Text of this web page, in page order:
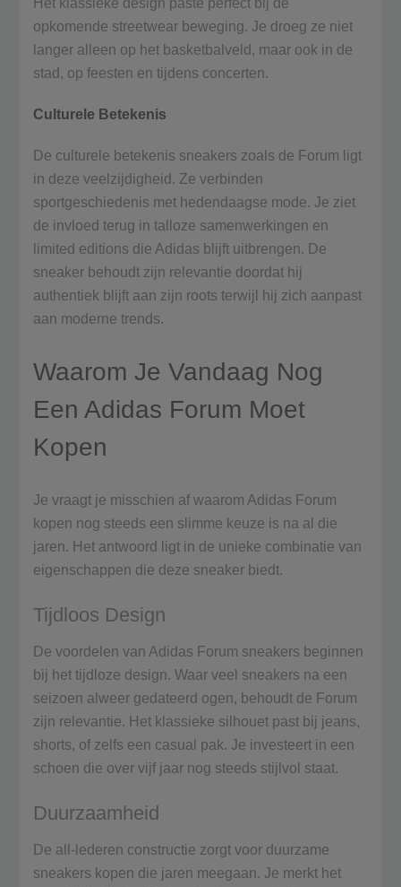
Het klassieke design paste perfect bij de
opkomende streetwear beweging. Je droeg ze niet
langer alleen op het basketbalveld, maar ook in de
stad, op feesten en tijdens concerten.
Culturele Betekenis
De culturele betekenis sneakers zoals de Forum ligt
in deze veelzijdigheid. Ze verbinden
sportgeschiedenis met hedendaagse mode. Je ziet
de invloed terug in talloze samenwerkingen en
limited editions die Adidas blijft uitbrengen. De
sneaker behoudt zijn relevantie doordat hij
authentiek blijft aan zijn roots terwijl hij zich aanpast
aan moderne trends.
Waarom Je Vandaag Nog
Een Adidas Forum Moet
Kopen
Je vraagt je misschien af waarom Adidas Forum
kopen nog steeds een slimme keuze is na al die
jaren. Het antwoord ligt in de unieke combinatie van
eigenschappen die deze sneaker biedt.
Tijdloos Design
De voordelen van Adidas Forum sneakers beginnen
bij het tijdloze design. Waar veel sneakers na een
seizoen alweer gedateerd ogen, behoudt de Forum
zijn relevantie. Het klassieke silhouet past bij jeans,
shorts, of zelfs een casual pak. Je investeert in een
schoen die over vijf jaar nog steeds stijlvol staat.
Duurzaamheid
De all-lederen constructie zorgt voor duurzame
sneakers kopen die jaren meegaan. Je merkt het